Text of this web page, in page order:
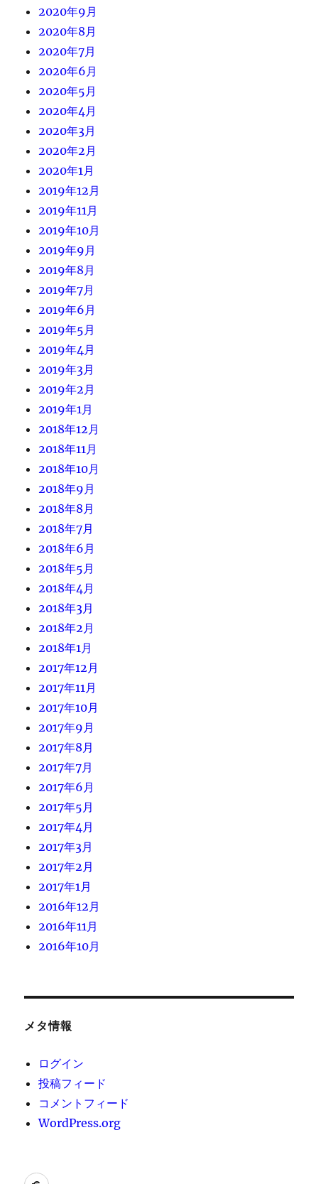
2020年9月
2020年8月
2020年7月
2020年6月
2020年5月
2020年4月
2020年3月
2020年2月
2020年1月
2019年12月
2019年11月
2019年10月
2019年9月
2019年8月
2019年7月
2019年6月
2019年5月
2019年4月
2019年3月
2019年2月
2019年1月
2018年12月
2018年11月
2018年10月
2018年9月
2018年8月
2018年7月
2018年6月
2018年5月
2018年4月
2018年3月
2018年2月
2018年1月
2017年12月
2017年11月
2017年10月
2017年9月
2017年8月
2017年7月
2017年6月
2017年5月
2017年4月
2017年3月
2017年2月
2017年1月
2016年12月
2016年11月
2016年10月
メタ情報
ログイン
投稿フィード
コメントフィード
WordPress.org